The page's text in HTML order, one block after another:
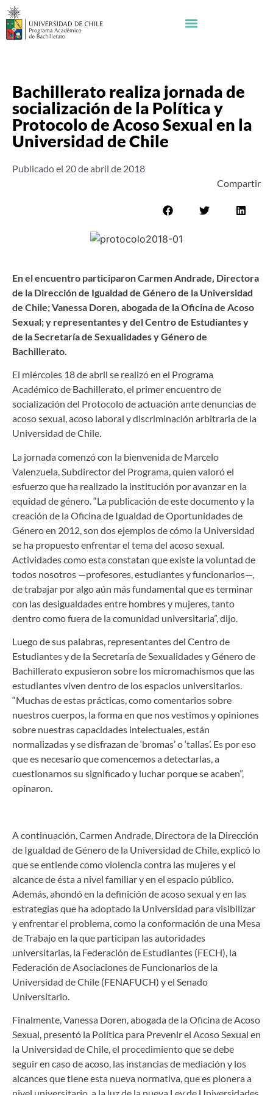
Bachillerato realiza jornada de
socialización de la Política y
Protocolo de Acoso Sexual en la
Universidad de Chile
Publicado el 20 de abril de 2018
Compartir
En el encuentro participaron Carmen Andrade, Directora
de la Dirección de Igualdad de Género de la Universidad
de Chile; Vanessa Doren, abogada de la Oficina de Acoso
Sexual; y representantes y del Centro de Estudiantes y
de la Secretaría de Sexualidades y Género de
Bachillerato.
El miércoles 18 de abril se realizó en el Programa
Académico de Bachillerato, el primer encuentro de
socialización del Protocolo de actuación ante denuncias de
acoso sexual, acoso laboral y discriminación arbitraria de la
Universidad de Chile.
La jornada comenzó con la bienvenida de Marcelo
Valenzuela, Subdirector del Programa, quien valoró el
esfuerzo que ha realizado la institución por avanzar en la
equidad de género. “La publicación de este documento y la
creación de la Oficina de Igualdad de Oportunidades de
Género en 2012, son dos ejemplos de cómo la Universidad
se ha propuesto enfrentar el tema del acoso sexual.
Actividades como esta constatan que existe la voluntad de
todos nosotros —profesores, estudiantes y funcionarios—,
de trabajar por algo aún más fundamental que es terminar
con las desigualdades entre hombres y mujeres, tanto
dentro como fuera de la comunidad universitaria”, dijo.
Luego de sus palabras, representantes del Centro de
Estudiantes y de la Secretaría de Sexualidades y Género de
Bachillerato expusieron sobre los micromachismos que las
estudiantes viven dentro de los espacios universitarios.
“Muchas de estas prácticas, como comentarios sobre
nuestros cuerpos, la forma en que nos vestimos y opiniones
sobre nuestras capacidades intelectuales, están
normalizadas y se disfrazan de ‘bromas’ o ‘tallas’. Es por eso
que es necesario que comencemos a detectarlas, a
cuestionarnos su significado y luchar porque se acaben”,
opinaron.
A continuación, Carmen Andrade, Directora de la Dirección
de Igualdad de Género de la Universidad de Chile, explicó lo
que se entiende como violencia contra las mujeres y el
alcance de ésta a nivel familiar y en el espacio público.
Además, ahondó en la definición de acoso sexual y en las
estrategias que ha adoptado la Universidad para visibilizar
y enfrentar el problema, como la conformación de una Mesa
de Trabajo en la que participan las autoridades
universitarias, la Federación de Estudiantes (FECH), la
Federación de Asociaciones de Funcionarios de la
Universidad de Chile (FENAFUCH) y el Senado
Universitario.
Finalmente, Vanessa Doren, abogada de la Oficina de Acoso
Sexual, presentó la Política para Prevenir el Acoso Sexual en
la Universidad de Chile, el procedimiento que se debe
seguir en caso de acoso, las instancias de mediación y los
alcances que tiene esta nueva normativa, que es pionera a